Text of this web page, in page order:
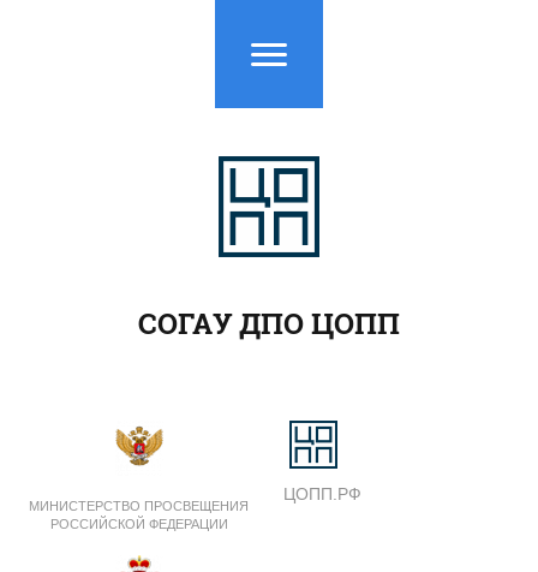
МИНИСТЕРСТВО ПРОСВЕЩЕНИЯ
РОССИЙСКОЙ ФЕДЕРАЦИИ
ЦОПП.РФ
СОГАУ ДПО ЦОПП